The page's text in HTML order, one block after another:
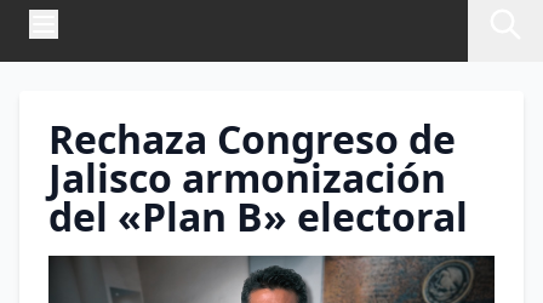
Rechaza Congreso de
Jalisco armonización
del «Plan B» electoral